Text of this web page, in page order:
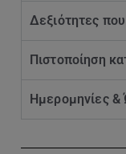
Δεξιότητες
Πιστοποίηση
Ημερομηνίες &